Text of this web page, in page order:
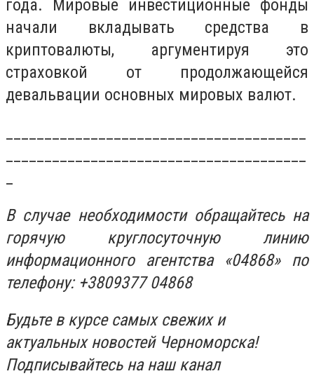
года. Мировые инвестиционные фонды
начали вкладывать средства в
криптовалюты, аргументируя это
страховкой от продолжающейся
девальвации основных мировых валют.
В случае необходимости обращайтесь на
горячую круглосуточную линию
информационного агентства «04868» по
телефону: +3809377 04868
Будьте в курсе самых свежих и
актуальных новостей Черноморска!
Подписывайтесь на наш канал